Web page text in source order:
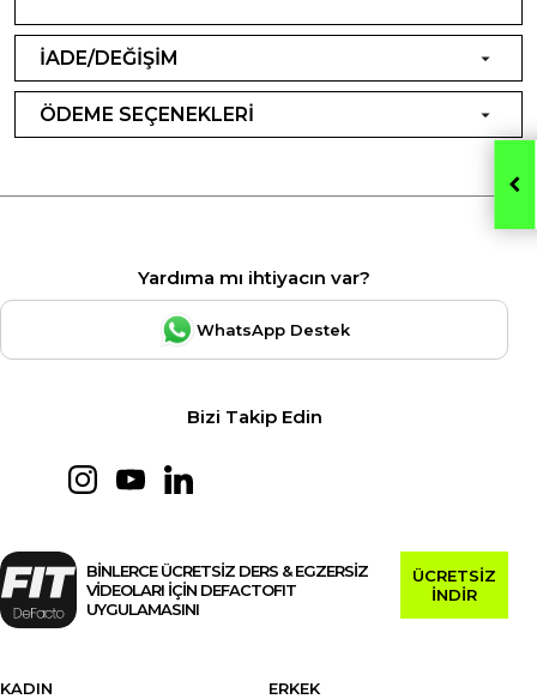
İADE/DEĞİŞİM
ÖDEME SEÇENEKLERİ
Yardıma mı ihtiyacın var?
WhatsApp Destek
Bizi Takip Edin
BİNLERCE ÜCRETSİZ DERS & EGZERSİZ
VİDEOLARI İÇİN DEFACTOFIT
UYGULAMASINI
ÜCRETSİZ
İNDİR
KADIN
ERKEK